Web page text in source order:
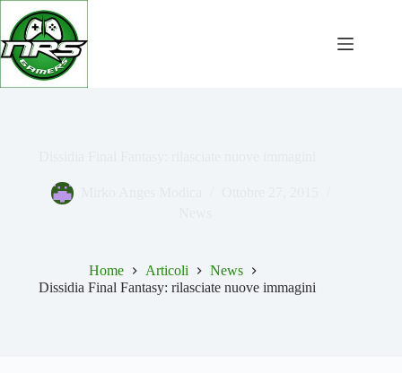
Salta
contenuto
Home Articoli
News
Dissidia Final Fantasy: rilasciate nuove immagini